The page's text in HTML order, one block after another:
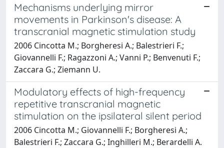
Mechanisms underlying mirror
movements in Parkinson's disease: A
transcranial magnetic stimulation study
2006 Cincotta M.; Borgheresi A.; Balestrieri F.;
Giovannelli F.; Ragazzoni A.; Vanni P.; Benvenuti F.;
Zaccara G.; Ziemann U.
Modulatory effects of high-frequency
repetitive transcranial magnetic
stimulation on the ipsilateral silent period
2006 Cincotta M.; Giovannelli F.; Borgheresi A.;
Balestrieri F.; Zaccara G.; Inghilleri M.; Berardelli A.